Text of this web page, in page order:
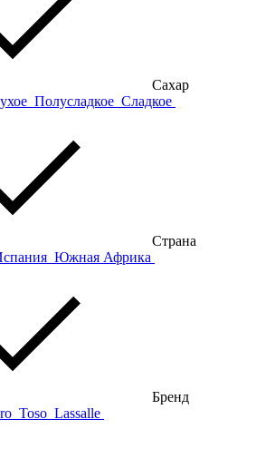
Сахар
Полусладкое Сладкое
Страна
Южная Африка
Бренд
Toso Lassalle